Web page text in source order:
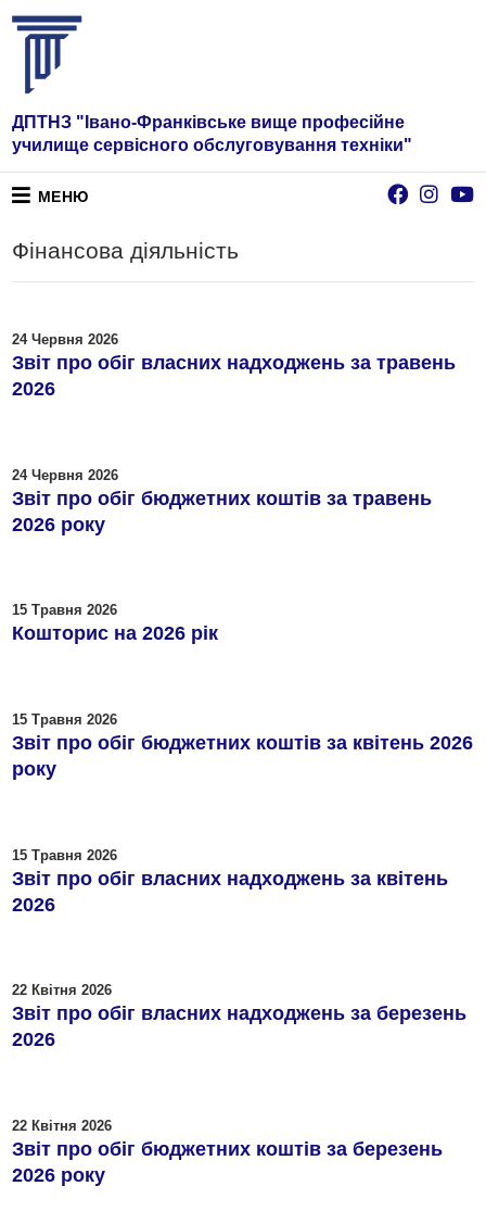
ДПТНЗ "Івано-Франківське вище професійне
училище сервісного обслуговування техніки"
МЕНЮ
Фінансова діяльність
24 Червня 2026
Звіт про обіг власних надходжень за травень
2026
24 Червня 2026
Звіт про обіг бюджетних коштів за травень
2026 року
15 Травня 2026
Кошторис на 2026 рік
15 Травня 2026
Звіт про обіг бюджетних коштів за квітень 2026
року
15 Травня 2026
Звіт про обіг власних надходжень за квітень
2026
22 Квітня 2026
Звіт про обіг власних надходжень за березень
2026
22 Квітня 2026
Звіт про обіг бюджетних коштів за березень
2026 року